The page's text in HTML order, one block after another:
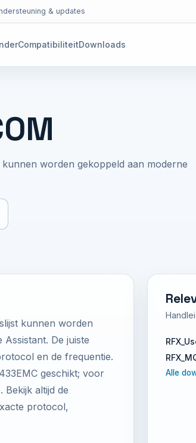
& updates
CompatibiliteitDownloads
worden gekoppeld aan moderne
kunnen worden
De juiste
en de frequentie.
geschikt; voor
Bekijk altijd de
protocol,
Alle